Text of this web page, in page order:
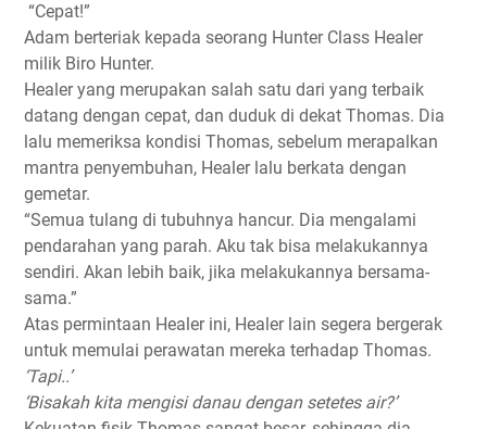
“Cepat!”
Adam berteriak kepada seorang Hunter Class Healer
milik Biro Hunter.
Healer yang merupakan salah satu dari yang terbaik
datang dengan cepat, dan duduk di dekat Thomas. Dia
lalu memeriksa kondisi Thomas, sebelum merapalkan
mantra penyembuhan, Healer lalu berkata dengan
gemetar.
“Semua tulang di tubuhnya hancur. Dia mengalami
pendarahan yang parah. Aku tak bisa melakukannya
sendiri. Akan lebih baik, jika melakukannya bersama-
sama.”
Atas permintaan Healer ini, Healer lain segera bergerak
untuk memulai perawatan mereka terhadap Thomas.
‘Tapi..’
‘Bisakah kita mengisi danau dengan setetes air?’